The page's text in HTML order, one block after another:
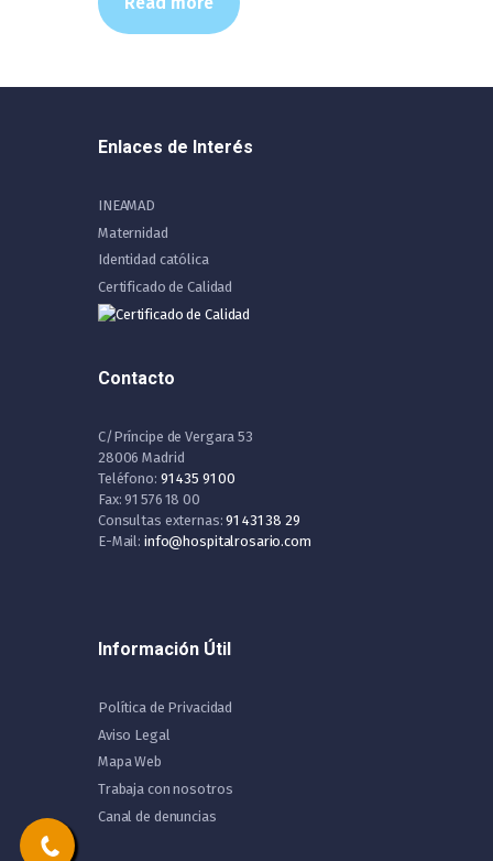
Enlaces de Interés
INEAMAD
Maternidad
Identidad católica
Certificado de Calidad
Contacto
C/Príncipe de Vergara 53
28006 Madrid
Teléfono: 91 435 91 00
Fax: 91 576 18 00
Consultas externas:91 431 38 29
E-Mail: info@hospitalrosario.com
Información Útil
Política de Privacidad
Aviso Legal
Mapa Web
Trabaja con nosotros
Canal de denuncias